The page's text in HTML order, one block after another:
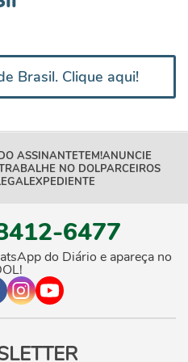
Brasil. Clique aqui!
ASSINANTETEM!ANUNCIE
NO DOLPARCEIROS
EXPEDIENTE
6477
do Diário e apareça no